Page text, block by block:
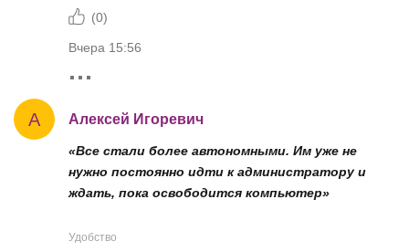
(0)
Вчера 15:56
А Алексей Игоревич
«Все стали более автономными. Им уже не
нужно постоянно идти к администратору и
ждать, пока освободится компьютер»
Удобство